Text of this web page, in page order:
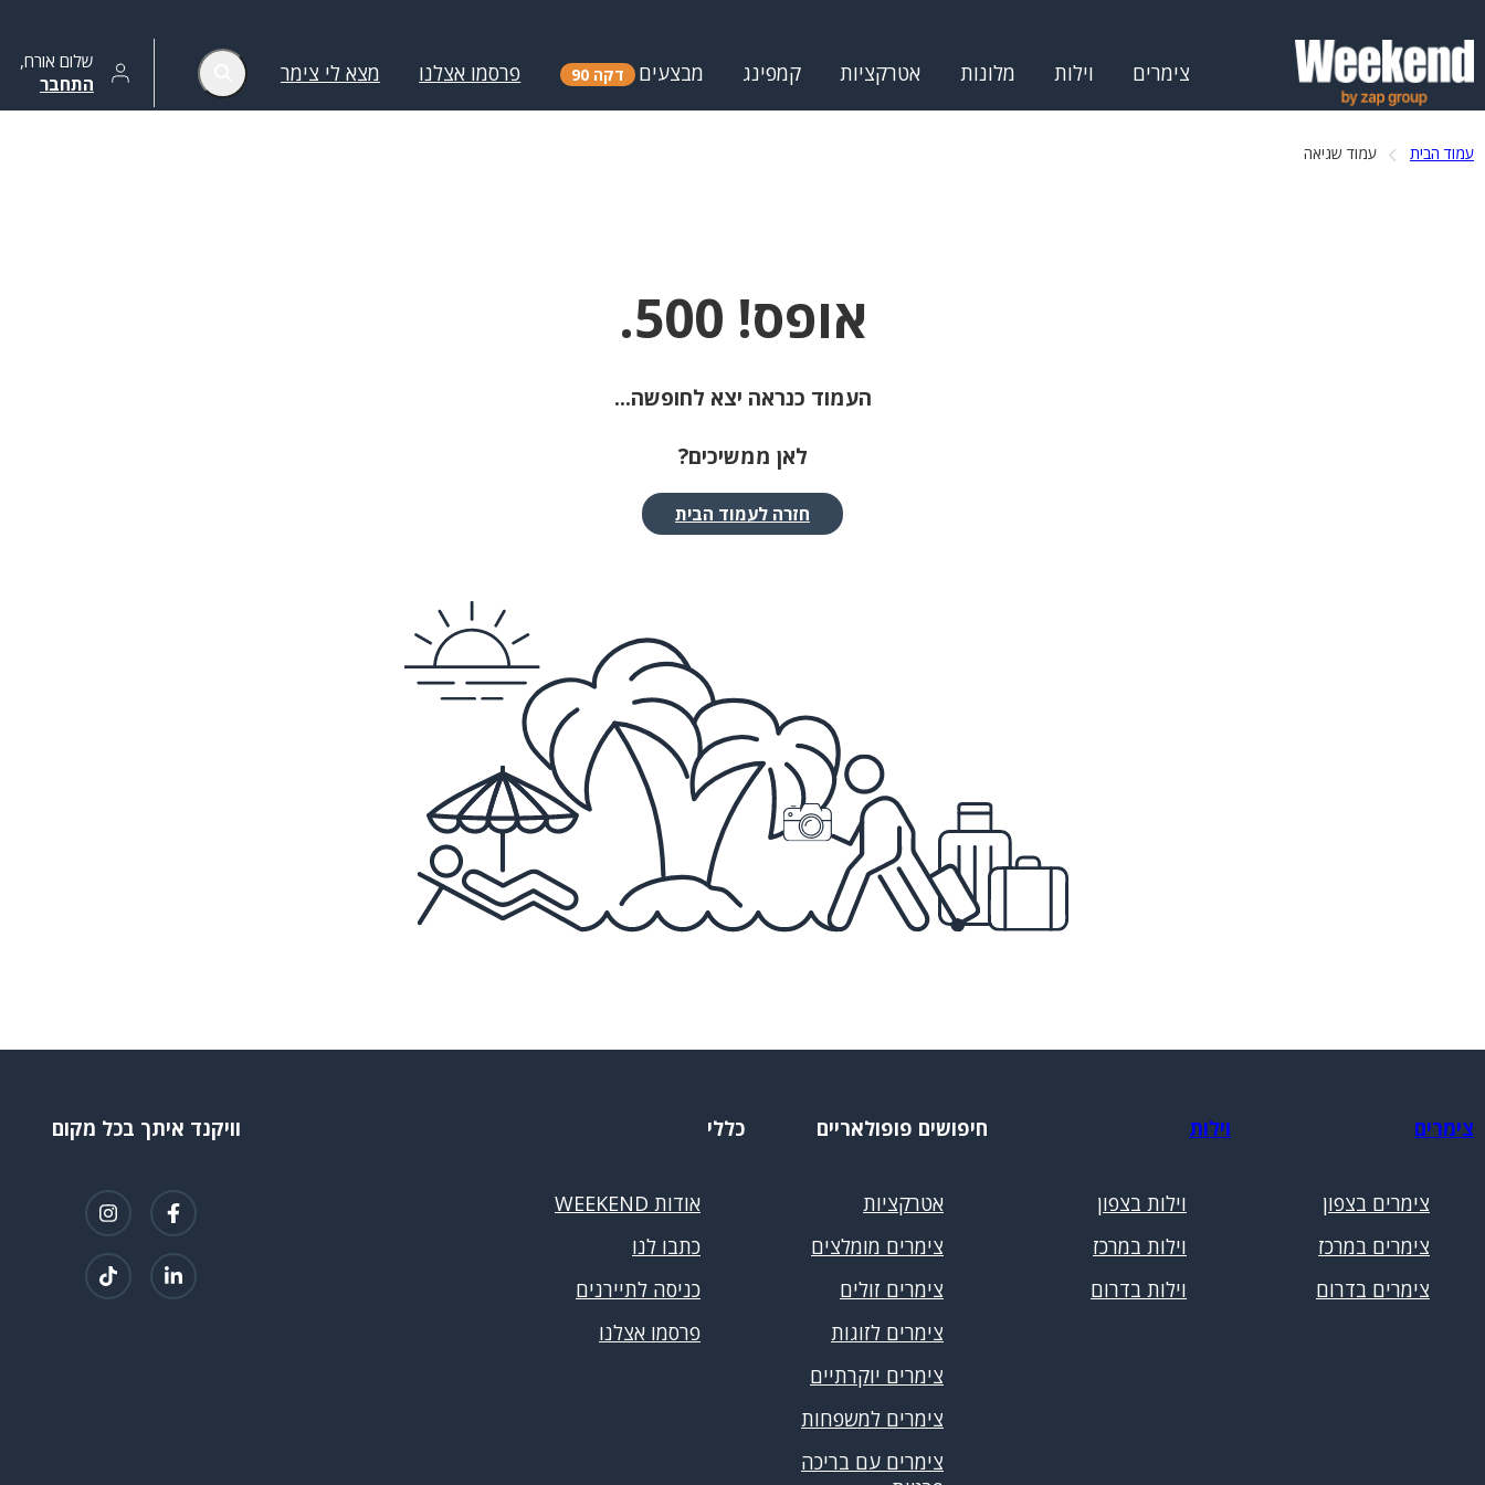
צימרים וילות מלונות אטרקציות קמפינג מבצעים דקה 90 פרסמו אצלנו מצא לי צימר שלום אורח,
התחבר
עמוד הבית עמוד שגיאה
אופס! 500.
העמוד כנראה יצא לחופשה...
לאן ממשיכים?
חזרה לעמוד הבית
צימרים
צימרים בצפון
צימרים במרכז
צימרים בדרום
וילות
וילות בצפון
וילות במרכז
וילות בדרום
חיפושים פופולאריים
אטרקציות
צימרים מומלצים
צימרים זולים
צימרים לזוגות
צימרים יוקרתיים
צימרים למשפחות
צימרים עם בריכה
כללי
אודות WEEKEND
כתבו לנו
כניסה לתיירנים
פרסמו אצלנו
וויקנד איתך בכל מקום